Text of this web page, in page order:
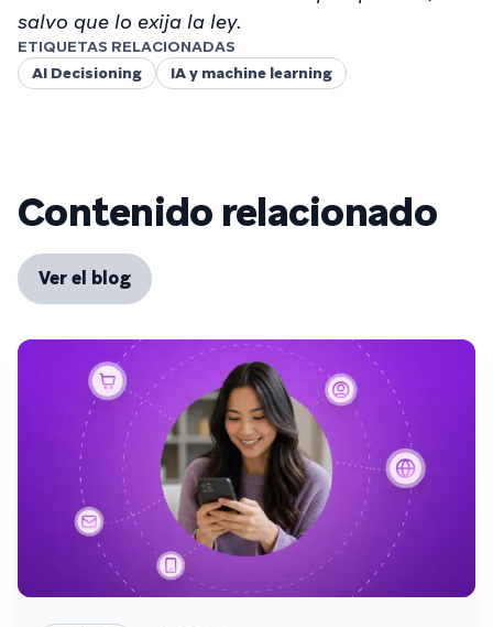
salvo que lo exija la ley.
ETIQUETAS RELACIONADAS
AI Decisioning
IA y machine learning
Contenido relacionado
Ver el blog